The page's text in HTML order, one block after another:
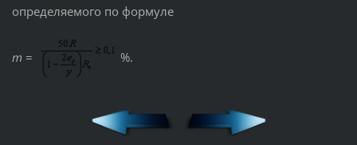
определяемого по формуле
m = %.